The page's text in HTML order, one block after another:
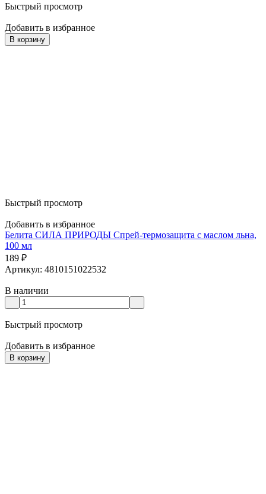
Быстрый просмотр
Добавить в избранное
В корзину
Быстрый просмотр
Добавить в избранное
Белита СИЛА ПРИРОДЫ Спрей-термозащита с маслом льна,
100 мл
189 ₽
Артикул: 4810151022532
В наличии
Быстрый просмотр
Добавить в избранное
В корзину